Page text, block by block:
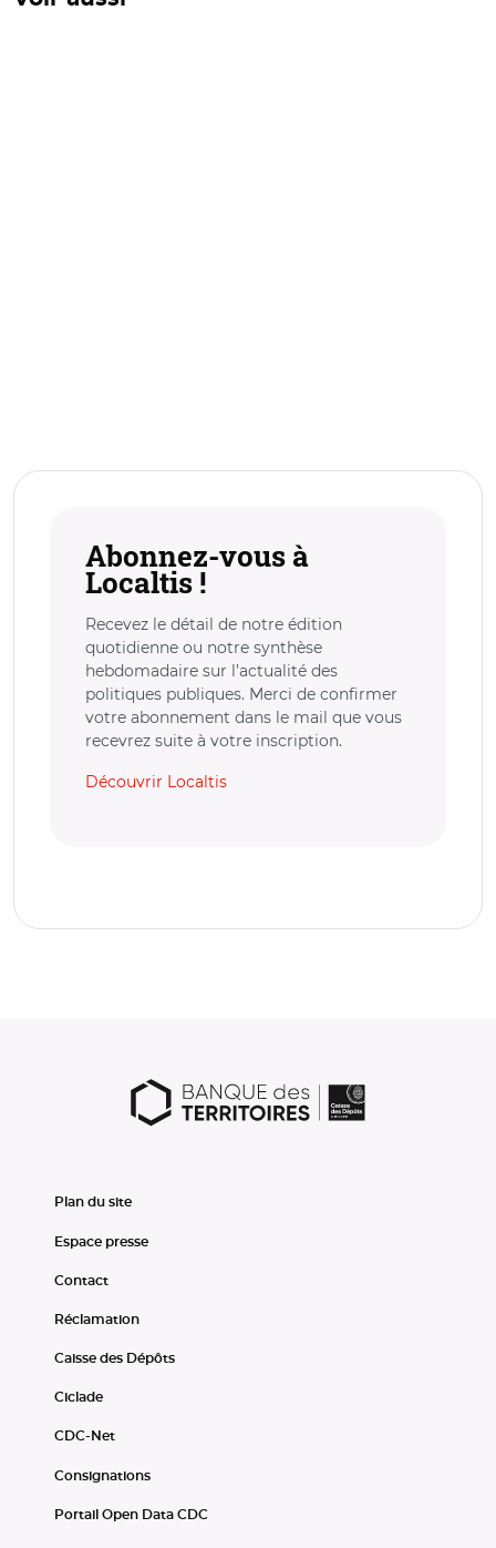
Abonnez-vous à
Localtis !
Recevez le détail de notre édition
quotidienne ou notre synthèse
hebdomadaire sur l’actualité des
politiques publiques. Merci de confirmer
votre abonnement dans le mail que vous
recevrez suite à votre inscription.
Découvrir Localtis
Plan du site
Espace presse
Contact
Réclamation
Caisse des Dépôts
Ciclade
CDC-Net
Consignations
Portail Open Data CDC